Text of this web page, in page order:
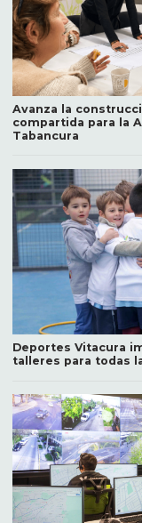
Avanza la
compartida para la
Tabancura
Deportes Vitacura
talleres para todas